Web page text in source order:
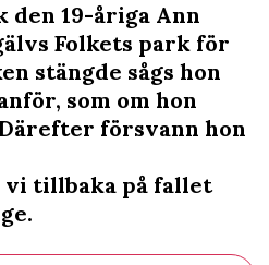
den 19-åriga Ann
Folkets park för
stängde sågs hon
som om hon
försvann hon
vi tillbaka på fallet